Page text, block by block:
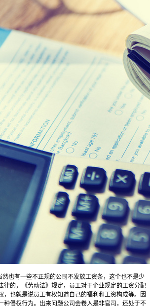
然也有一些不正规的公司不发放工资条，这个也不是少
律的，《劳动法》规定，员工对于企业规定的工资分配
，也就是说员工有权知道自己的福利和工资构成等。因
种侵权行为。出来问题公司会卷入是非官司，还处于不